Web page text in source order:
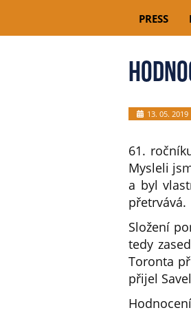
PRESS
13. 05. 2019
61.
Mysleli
a byl
přetrvává.
Složení
tedy
Toronta
přijel